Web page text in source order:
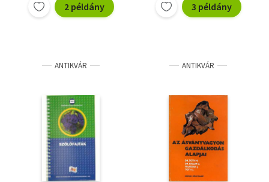
2 példány 3 példány
ANTIKVÁR ANTIKVÁR